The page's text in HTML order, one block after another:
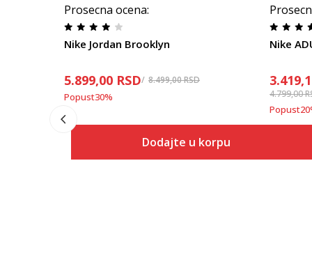
Prosecna ocena:
Nike Jordan Brooklyn
5.899,00 RSD 8.499,00RSD
Popust30%
Dodajte u korpu
Nike
4.799,00
Popust20